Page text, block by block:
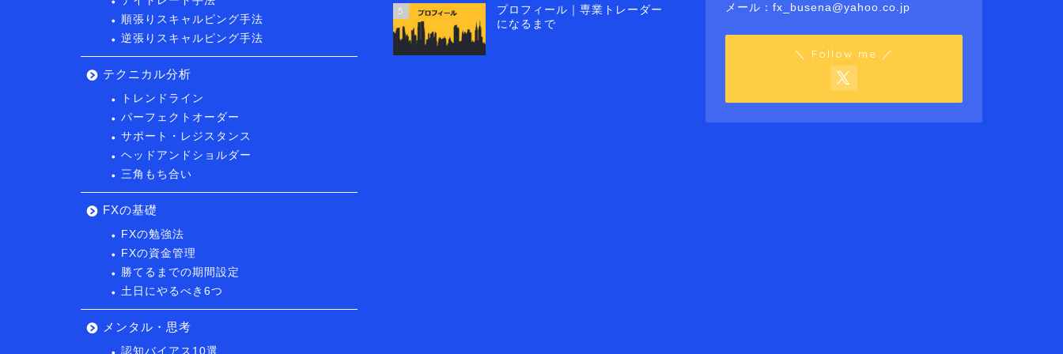
順張りスキャルピング手法
逆張りスキャルピング手法
テクニカル分析
トレンドライン
パーフェクトオーダー
サポート・レジスタンス
ヘッドアンドショルダー
三角もち合い
FXの基礎
FXの勉強法
FXの資金管理
勝てるまでの期間設定
土日にやるべき6つ
メンタル・思考
認知バイアス10選
5
プロフィール｜専業トレーダー
になるまで
メール：fx_busena@yahoo.co.jp
＼ Follow me ／